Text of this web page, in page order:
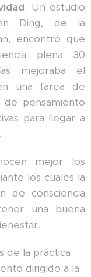
. Un estudio
Ding, de la
encontró que
plena 30
mejoraba el
una tarea de
pensamiento
para llegar a
mejor los
los cuales la
de consciencia
una buena
de la práctica
dirigido a la